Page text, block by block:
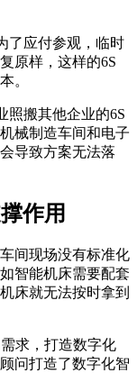
了应付参观，临时
原样，这样的6S
。
照搬其他企业的6S
械制造车间和电子
导致方案无法落
作用
间现场没有标准化
智能机床需要配套
床就无法按时拿到
求，打造数字化
问打造了数字化智